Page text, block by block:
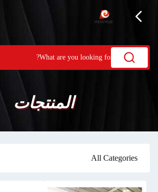
المنتجات
All Categories